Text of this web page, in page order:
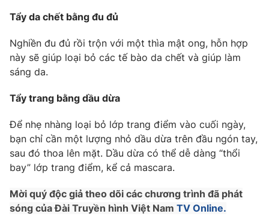
Tẩy da chết bằng đu đủ
Nghiền đu đủ rồi trộn với một thìa mật ong, hỗn hợp
này sẽ giúp loại bỏ các tế bào da chết và giúp làm
sáng da.
Tẩy trang bằng dầu dừa
Để nhẹ nhàng loại bỏ lớp trang điểm vào cuối ngày,
bạn chỉ cần một lượng nhỏ dầu dừa trên đầu ngón tay,
sau đó thoa lên mặt. Dầu dừa có thể dễ dàng “thổi
bay” lớp trang điểm, kể cả mascara.
Mời quý độc giả theo dõi các chương trình đã phát
sóng của Đài Truyền hình Việt Nam TV Online.